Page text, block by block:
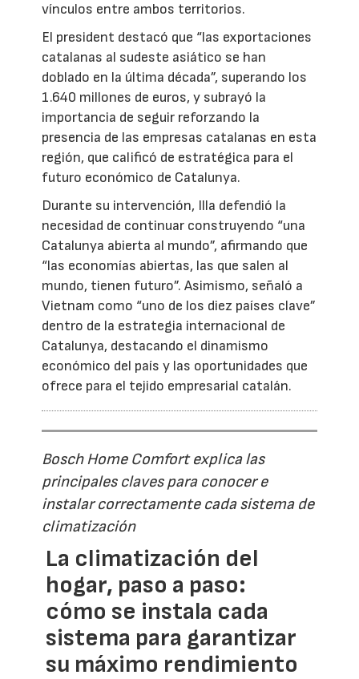
vínculos entre ambos territorios.
El president destacó que “las exportaciones
catalanas al sudeste asiático se han
doblado en la última década”, superando los
1.640 millones de euros, y subrayó la
importancia de seguir reforzando la
presencia de las empresas catalanas en esta
región, que calificó de estratégica para el
futuro económico de Catalunya.
Durante su intervención, Illa defendió la
necesidad de continuar construyendo “una
Catalunya abierta al mundo”, afirmando que
“las economías abiertas, las que salen al
mundo, tienen futuro”. Asimismo, señaló a
Vietnam como “uno de los diez países clave”
dentro de la estrategia internacional de
Catalunya, destacando el dinamismo
económico del país y las oportunidades que
ofrece para el tejido empresarial catalán.
Bosch Home Comfort explica las
principales claves para conocer e
instalar correctamente cada sistema de
climatización
La climatización del
hogar, paso a paso:
cómo se instala cada
sistema para garantizar
su máximo rendimiento